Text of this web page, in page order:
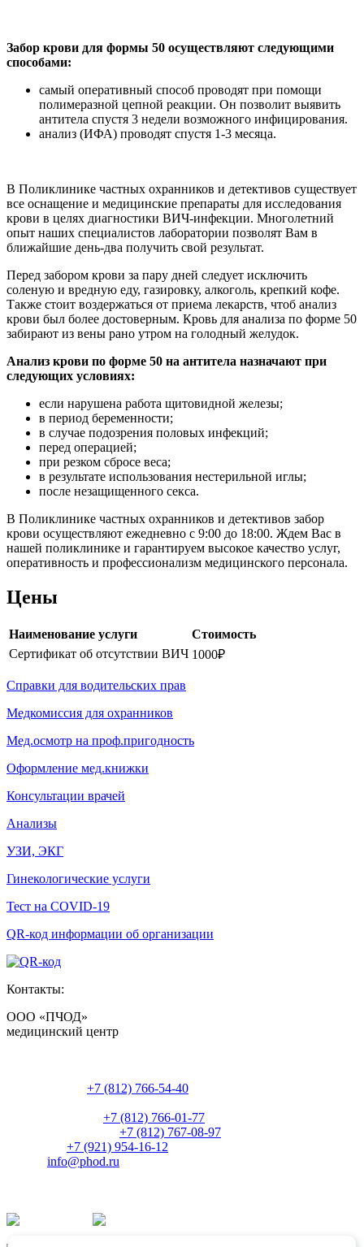
Забор крови для формы 50 осуществляют следующими
способами:
самый оперативный способ проводят при помощи
полимеразной цепной реакции. Он позволит выявить
антитела спустя 3 недели возможного инфицирования.
анализ (ИФА) проводят спустя 1-3 месяца.
В Поликлинике частных охранников и детективов существует
все оснащение и медицинские препараты для исследования
крови в целях диагностики ВИЧ-инфекции. Многолетний
опыт наших специалистов лаборатории позволят Вам в
ближайшие день-два получить свой результат.
Перед забором крови за пару дней следует исключить
соленую и вредную еду, газировку, алкоголь, крепкий кофе.
Также стоит воздержаться от приема лекарств, чтоб анализ
крови был более достоверным. Кровь для анализа по форме 50
забирают из вены рано утром на голодный желудок.
Анализ крови по форме 50 на антитела назначают при
следующих условиях:
если нарушена работа щитовидной железы;
в период беременности;
в случае подозрения половых инфекций;
перед операцией;
при резком сбросе веса;
в результате использования нестерильной иглы;
после незащищенного секса.
В Поликлинике частных охранников и детективов забор
крови осуществляют ежедневно с 9:00 до 18:00. Ждем Вас в
нашей поликлинике и гарантируем высокое качество услуг,
оперативность и профессионализм медицинского персонала.
Цены
Наименование услуги
Стоимость
Сертификат об отсутствии ВИЧ 1000₽
Справки для водительских прав
Медкомиссия для охранников
Мед.осмотр на проф.пригодность
Оформление мед.книжки
Консультации врачей
Анализы
УЗИ, ЭКГ
Гинекологические услуги
Тест на COVID-19
QR-код информации об организации
Контакты:
ООО «ПЧОД»
медицинский центр
+7 (812) 766-54-40
+7 (812) 766-01-77
+7 (812) 767-08-97
+7 (921) 954-16-12
info@phod.ru